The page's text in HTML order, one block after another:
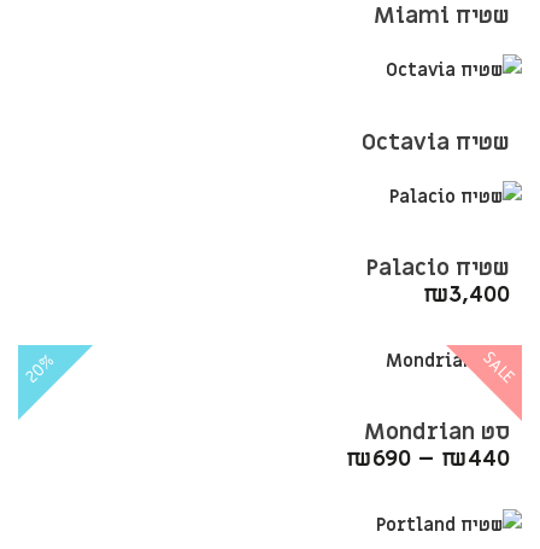
שטיח Miami
שטיח Octavia
שטיח Palacio
₪3,400
20% SALE
סט Mondrian
₪440
–
₪690